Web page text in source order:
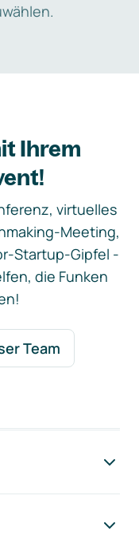
Ihrem
virtuelles
Meeting,
Startup-Gipfel -
die Funken
Team